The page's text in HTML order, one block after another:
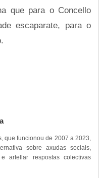
que para o Concello
escaparate, para o
que funcionou de 2007 a 2023,
sobre axudas sociais,
artellar respostas colectivas